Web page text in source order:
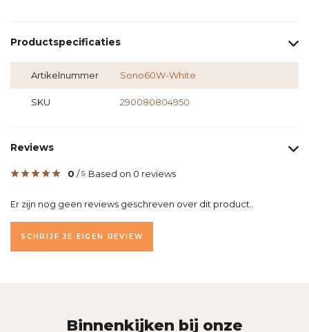
Productspecificaties
Artikelnummer Sono60W-White
SKU 290080804950
Reviews
0 /5 Based on 0 reviews
Er zijn nog geen reviews geschreven over dit product..
SCHRIJF JE EIGEN REVIEW
Binnenkijken bij onze